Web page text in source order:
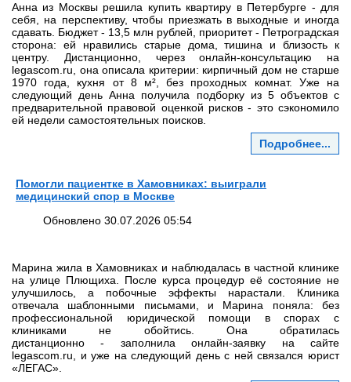
Анна из Москвы решила купить квартиру в Петербурге - для
себя, на перспективу, чтобы приезжать в выходные и иногда
сдавать. Бюджет - 13,5 млн рублей, приоритет - Петроградская
сторона: ей нравились старые дома, тишина и близость к
центру. Дистанционно, через онлайн‑консультацию на
legascom.ru, она описала критерии: кирпичный дом не старше
1970 года, кухня от 8 м², без проходных комнат. Уже на
следующий день Анна получила подборку из 5 объектов с
предварительной правовой оценкой рисков - это сэкономило
ей недели самостоятельных поисков.
Подробнее...
Помогли пациентке в Хамовниках: выиграли
медицинский спор в Москве
Обновлено 30.07.2026 05:54
Марина жила в Хамовниках и наблюдалась в частной клинике
на улице Плющиха. После курса процедур её состояние не
улучшилось, а побочные эффекты нарастали. Клиника
отвечала шаблонными письмами, и Марина поняла: без
профессиональной юридической помощи в спорах с
клиниками не обойтись. Она обратилась
дистанционно - заполнила онлайн‑заявку на сайте
legascom.ru, и уже на следующий день с ней связался юрист
«ЛЕГАС».